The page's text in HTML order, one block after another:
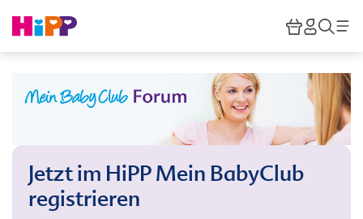
HiPP
Jetzt im HiPP Mein BabyClub
registrieren